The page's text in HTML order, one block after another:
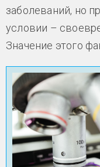
заболеваний, но
условии –
Значение этого